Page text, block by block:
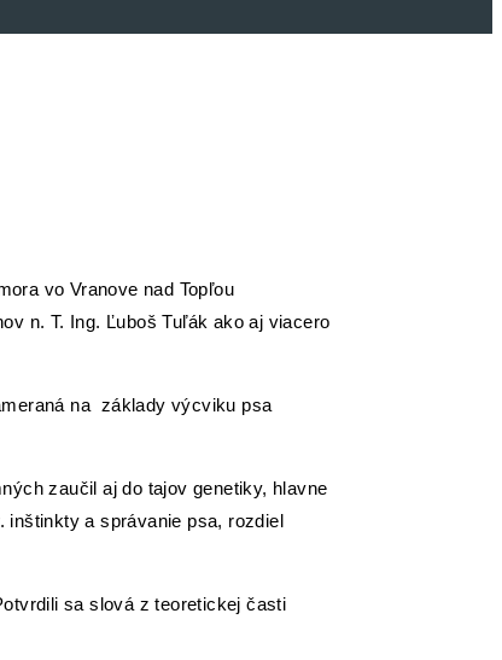
vo Vranove nad Topľou
n. T. Ing. Ľuboš Tuľák ako aj viacero
na základy výcviku psa
zaučil aj do tajov genetiky, hlavne
inštinkty a správanie psa, rozdiel
sa slová z teoretickej časti